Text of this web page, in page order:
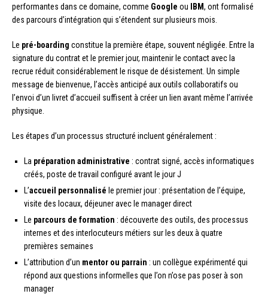
performantes dans ce domaine, comme Google ou IBM, ont formalisé
des parcours d’intégration qui s’étendent sur plusieurs mois.
Le pré-boarding constitue la première étape, souvent négligée. Entre la
signature du contrat et le premier jour, maintenir le contact avec la
recrue réduit considérablement le risque de désistement. Un simple
message de bienvenue, l’accès anticipé aux outils collaboratifs ou
l’envoi d’un livret d’accueil suffisent à créer un lien avant même l’arrivée
physique.
Les étapes d’un processus structuré incluent généralement :
La préparation administrative : contrat signé, accès informatiques
créés, poste de travail configuré avant le jour J
L’accueil personnalisé le premier jour : présentation de l’équipe,
visite des locaux, déjeuner avec le manager direct
Le parcours de formation : découverte des outils, des processus
internes et des interlocuteurs métiers sur les deux à quatre
premières semaines
L’attribution d’un mentor ou parrain : un collègue expérimenté qui
répond aux questions informelles que l’on n’ose pas poser à son
manager